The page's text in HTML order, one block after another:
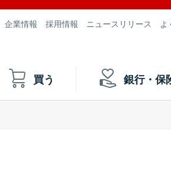
企業情報 採用情報 ニュースリリース
買う 銀行・保